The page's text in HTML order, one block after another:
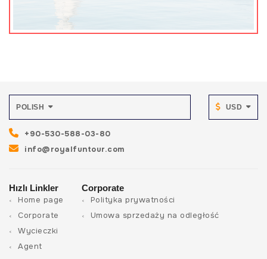
POLISH USD
+90-530-588-03-80
info@royalfuntour.com
Hızlı Linkler
Home page
Corporate
Wycieczki
Agent
Corporate
Polityka prywatności
Umowa sprzedaży na odległość